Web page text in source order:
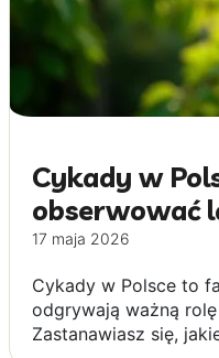
Cykady w
obserwować
17 maja 2026
Cykady w Polsce to
odgrywają ważną
Zastanawiasz się,